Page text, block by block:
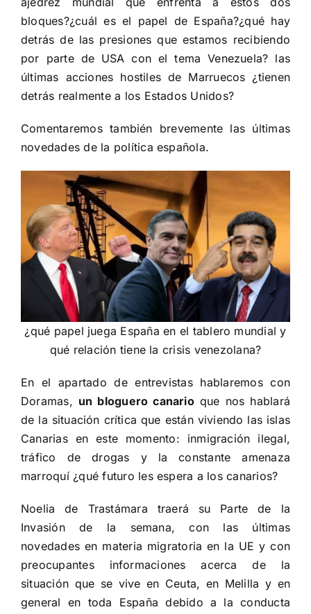
bloques?¿cuál es el papel de España?¿qué hay
detrás de las presiones que estamos recibiendo
por parte de USA con el tema Venezuela? las
últimas acciones hostiles de Marruecos ¿tienen
detrás realmente a los Estados Unidos?
Comentaremos también brevemente las últimas
novedades de la política española.
¿qué papel juega España en el tablero mundial y
qué relación tiene la crisis venezolana?
En el apartado de entrevistas hablaremos con
Doramas, un bloguero canarioque nos hablará
de la situación crítica que están viviendo las islas
Canarias en este momento: inmigración ilegal,
tráfico de drogas y la constante amenaza
marroquí ¿qué futuro les espera a los canarios?
Noelia de Trastámara traerá su Parte de la
Invasión de la semana, con las últimas
novedades en materia migratoria en la UE y con
preocupantes informaciones acerca de la
situación que se vive en Ceuta, en Melilla y en
general en toda España debido a la conducta